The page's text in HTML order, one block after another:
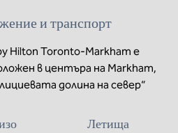
и транспорт
Hilton Toronto-Markham е
в центъра на Markham,
долина на север“
Летища